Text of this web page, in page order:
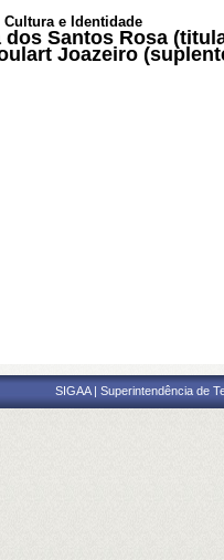
e Identidade
dos Santos Rosa
Joazeiro
SIGAA | Superintendência de